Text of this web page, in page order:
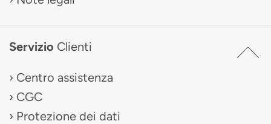
Servizio Clienti
Centro assistenza
CGC
Protezione dei dati